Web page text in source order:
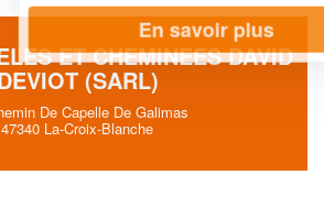
ET CHEMINEES DAVID
(SARL)
De Capelle De Galimas
47340 La-Croix-Blanche
En savoir plus